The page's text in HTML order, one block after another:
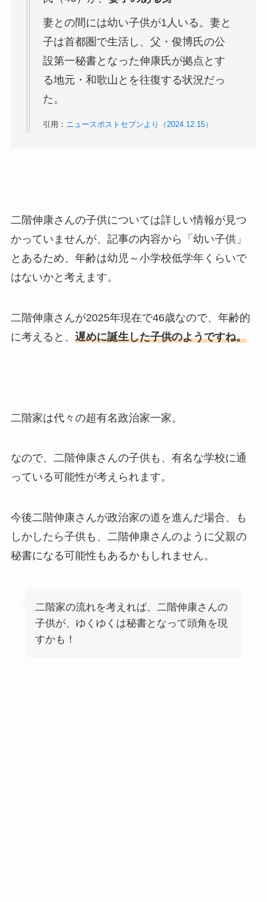
妻との間には幼い子供が1人いる。妻と
子は首都圏で生活し、父・俊博氏の公
設第一秘書となった伸康氏が拠点とす
る地元・和歌山とを往復する状況だっ
た。
引用： ニュースポストセブンより（2024.12.15）
二階伸康さんの子供については詳しい情報が見つ
かっていませんが、記事の内容から「幼い子供」
とあるため、年齢は幼児～小学校低学年くらいで
はないかと考えます。
二階伸康さんが2025年現在で46歳なので、年齢的
に考えると、 遅めに誕生した子供のようですね。
二階家は代々の超有名政治家一家。
なので、二階伸康さんの子供も、有名な学校に通
っている可能性が考えられます。
今後二階伸康さんが政治家の道を進んだ場合、も
しかしたら子供も、二階伸康さんのように父親の
秘書になる可能性もあるかもしれません。
二階家の流れを考えれば、二階伸康さんの
子供が、ゆくゆくは秘書となって頭角を現
すかも！